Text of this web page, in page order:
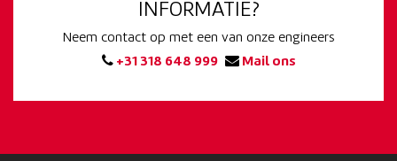
INFORMATIE?
Neem contact op met een van onze engineers
+31 318 648 999
Mail ons